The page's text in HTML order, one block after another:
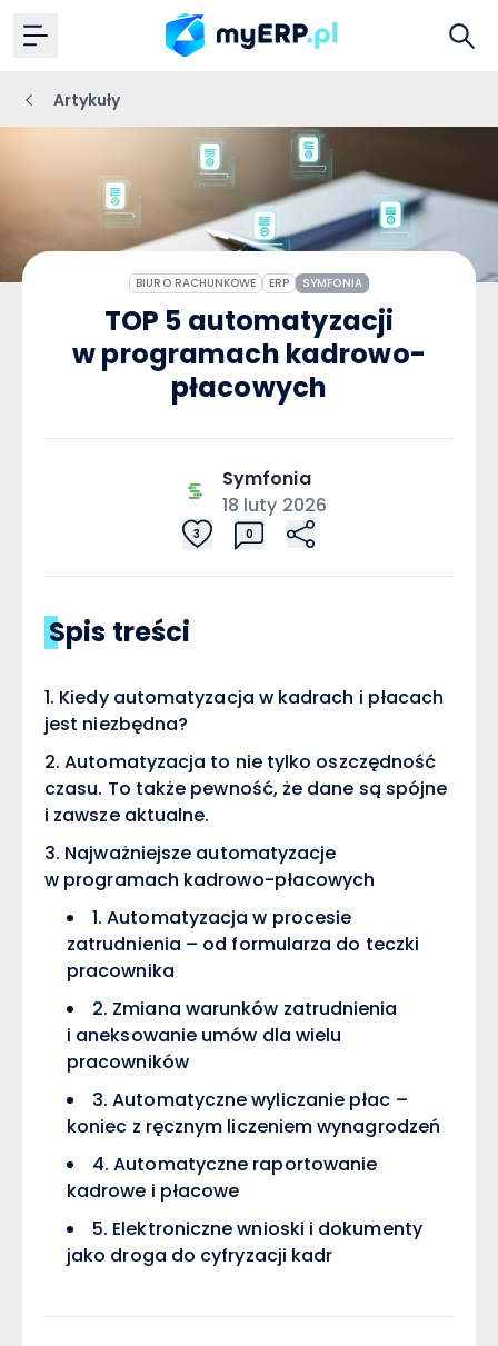
Artykuły
BIURO RACHUNKOWE ERP SYMFONIA
TOP 5 automatyzacji
w programach kadrowo-
płacowych
Symfonia
18 luty 2026
3 0
Spis treści
Kiedy automatyzacja w kadrach i płacach
jest niezbędna?
Automatyzacja to nie tylko oszczędność
czasu. To także pewność, że dane są spójne
i zawsze aktualne.
Najważniejsze automatyzacje
w programach kadrowo-płacowych
1. Automatyzacja w procesie
zatrudnienia – od formularza do teczki
pracownika
2. Zmiana warunków zatrudnienia
i aneksowanie umów dla wielu
pracowników
3. Automatyczne wyliczanie płac –
koniec z ręcznym liczeniem wynagrodzeń
4. Automatyczne raportowanie
kadrowe i płacowe
5. Elektroniczne wnioski i dokumenty
jako droga do cyfryzacji kadr